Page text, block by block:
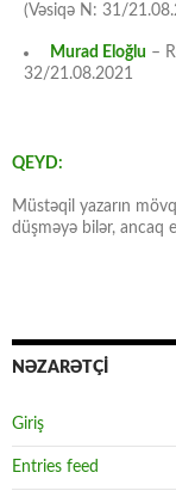
(Vəsiqə N: 31/
Murad Eloğlu –
32/21.08.2021
QEYD:
Müstəqil yazarın
düşməyə bilər, ancaq
NƏZARƏTÇİ
Giriş
Entries feed